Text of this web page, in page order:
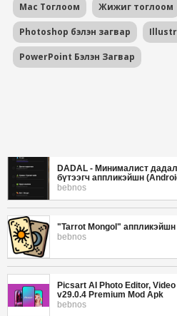
Mac Тоглоом Жижиг тоглоом
Photoshop бэлэн загвар
PowerPoint Бэлэн Загвар
DADAL - Минималист дадал
бүтээгч аппликэйшн
bebnos
"Tarrot Mongol" аппликэйшн
bebnos
Picsart AI Photo Editor, Video
v29.0.4 Premium Mod Apk
bebnos